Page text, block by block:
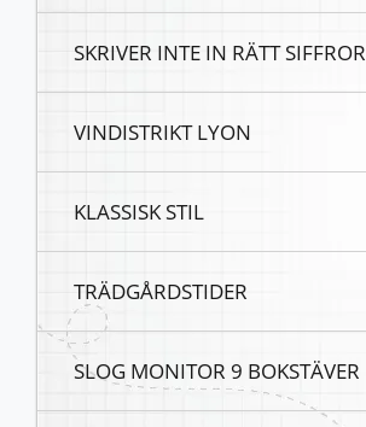
SKRIVER INTE IN RÄTT SIFFROR
VINDISTRIKT LYON
KLASSISK STIL
TRÄDGÅRDSTIDER
SLOG MONITOR 9 BOKSTÄVER